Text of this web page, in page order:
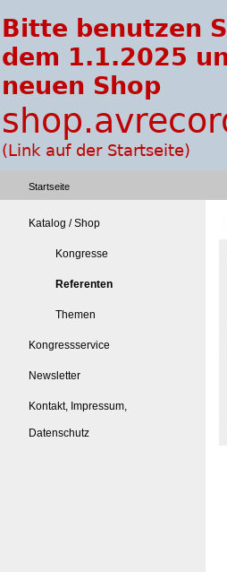
Startseite
Katalog / Shop
Kongresse
Referenten
Themen
Kongressservice
Newsletter
Kontakt, Impressum,
Datenschutz